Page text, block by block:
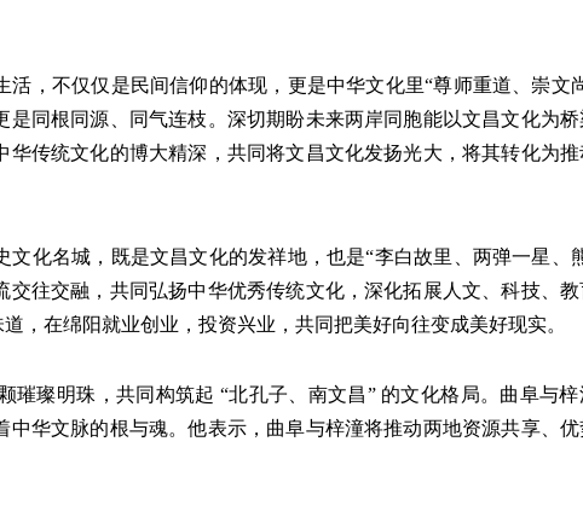
不仅仅是民间信仰的体现，更是中华文化里“尊师重道、崇文
同根同源、同气连枝。深切期盼未来两岸同胞能以文昌文化为
传统文化的博大精深，共同将文昌文化发扬光大，将其转化为
名城，既是文昌文化的发祥地，也是“李白故里、两弹一星、
往交融，共同弘扬中华优秀传统文化，深化拓展人文、科技、
，在绵阳就业创业，投资兴业，共同把美好向往变成美好现实。
璨明珠，共同构筑起 “北孔子、南文昌” 的文化格局。曲阜与梓
华文脉的根与魂。他表示，曲阜与梓潼将推动两地资源共享、